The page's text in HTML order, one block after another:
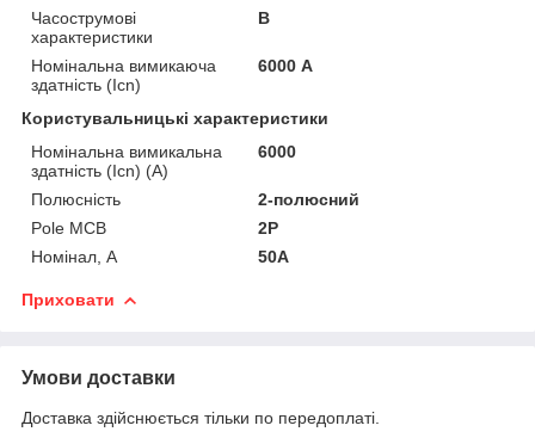
Часострумові
характеристики
B
Номінальна вимикаюча
здатність (Icn)
6000 А
Користувальницькі характеристики
Номінальна вимикальна
здатність (Icn) (А)
6000
Полюсність
2-полюсний
Pole MCB
2P
Номінал, А
50А
Приховати
Умови доставки
Доставка здійснюється тільки по передоплаті.